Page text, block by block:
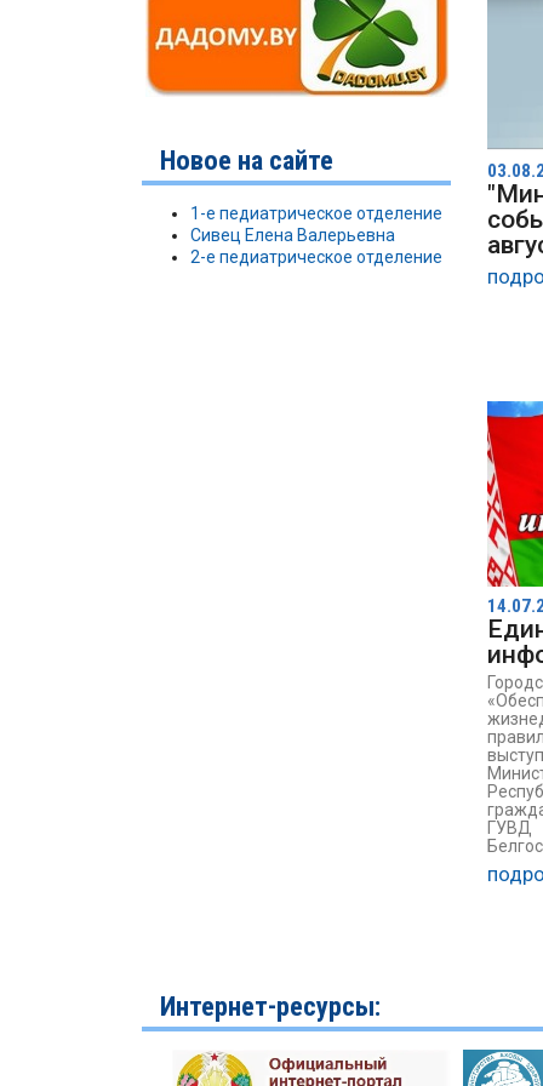
Новое на сайте
1-е педиатрическое отделение
Сивец Елена Валерьевна
2-е педиатрическое отделение
Интернет-ресурсы: